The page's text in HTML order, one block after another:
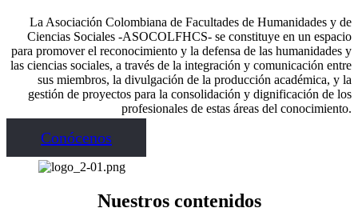
La Asociación Colombiana de Facultades de Humanidades y de
Ciencias Sociales -ASOCOLFHCS- se constituye en un espacio
para promover el reconocimiento y la defensa de las humanidades y
las ciencias sociales, a través de la integración y comunicación entre
sus miembros, la divulgación de la producción académica, y la
gestión de proyectos para la consolidación y dignificación de los
profesionales de estas áreas del conocimiento.
Conócenos
Nuestros contenidos